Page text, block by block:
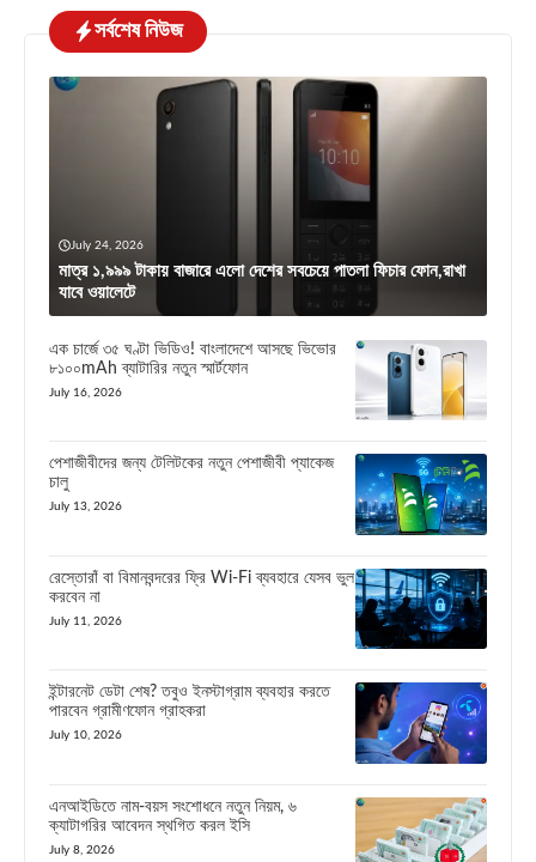
সর্বশেষ নিউজ
July 24, 2026
মাত্র ১,৯৯৯ টাকায় বাজারে এলো দেশের সবচেয়ে পাতলা ফিচার ফোন,রাখা
যাবে ওয়ালেটে
এক চার্জে ৩৫ ঘণ্টা ভিডিও! বাংলাদেশে আসছে ভিভোর
৮১০০mAh ব্যাটারির নতুন স্মার্টফোন
July 16, 2026
পেশাজীবীদের জন্য টেলিটকের নতুন পেশাজীবী প্যাকেজ
চালু
July 13, 2026
রেস্তোরাঁ বা বিমানবন্দরের ফ্রি Wi-Fi ব্যবহারে যেসব ভুল
করবেন না
July 11, 2026
ইন্টারনেট ডেটা শেষ? তবুও ইনস্টাগ্রাম ব্যবহার করতে
পারবেন গ্রামীণফোন গ্রাহকরা
July 10, 2026
এনআইডিতে নাম-বয়স সংশোধনে নতুন নিয়ম, ৬
ক্যাটাগরির আবেদন স্থগিত করল ইসি
July 8, 2026